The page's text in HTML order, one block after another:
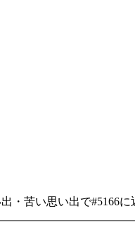
・苦い思い出で#5166に